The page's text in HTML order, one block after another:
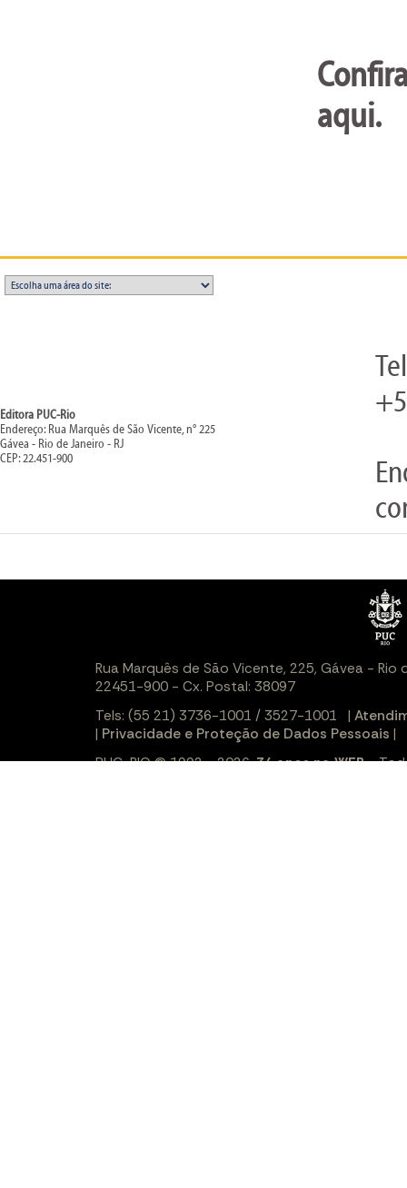
aqui.
Editora PUC-Rio
Endereço: Rua Marquês de São Vicente, n° 225
Gávea - Rio de Janeiro - RJ
CEP: 22.451-900